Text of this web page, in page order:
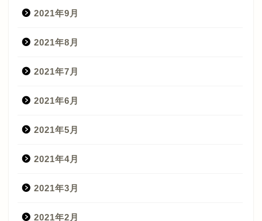
2021年9月
2021年8月
2021年7月
2021年6月
2021年5月
2021年4月
2021年3月
2021年2月